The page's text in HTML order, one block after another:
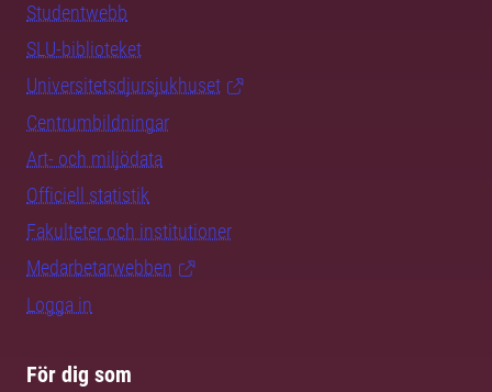
Studentwebb
SLU-biblioteket
Universitetsdjursjukhuset
Centrumbildningar
Art- och miljödata
Officiell statistik
Fakulteter och institutioner
Medarbetarwebben
Logga in
För dig som